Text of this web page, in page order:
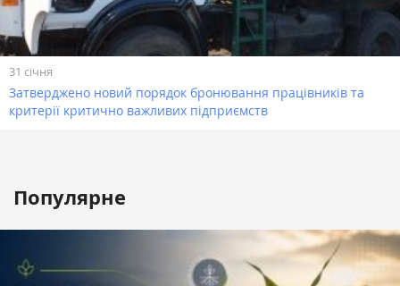
31 січня
Затверджено новий порядок бронювання працівників та
критерії критично важливих підприємств
Популярне